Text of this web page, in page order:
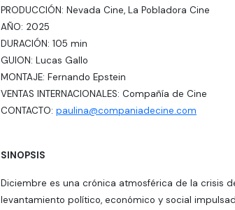
PRODUCCIÓN: Nevada Cine, La Pobladora Cine
AÑO: 2025
DURACIÓN: 105 min
GUION: Lucas Gallo
MONTAJE: Fernando Epstein
VENTAS INTERNACIONALES: Compañía de Cine
CONTACTO: paulina@companiadecine.com
SINOPSIS
Diciembre es una crónica atmosférica de la crisis
levantamiento político, económico y social